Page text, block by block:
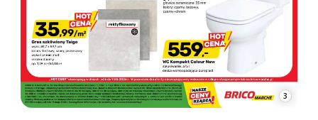
3